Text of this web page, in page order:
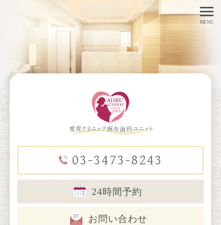
MENU
03-3473-8243
24時間予約
お問い合わせ